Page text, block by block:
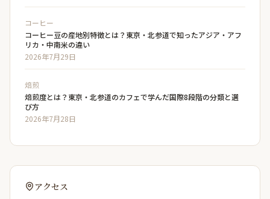
コーヒー
コーヒー豆の産地別特徴とは？東京・北参道で知ったアジア・アフ
リカ・中南米の違い
2026年7月29日
焙煎
焙煎度とは？東京・北参道のカフェで学んだ国際8段階の分類と選
び方
2026年7月28日
アクセス